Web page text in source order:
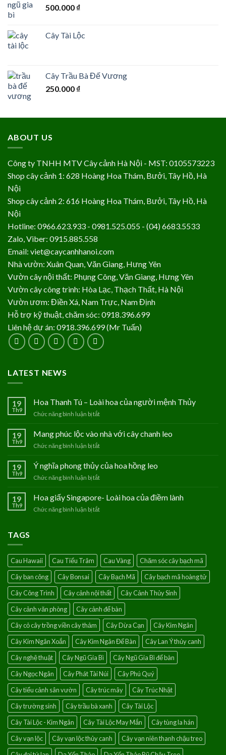
500.000 ₫
Cây Tài Lộc
Cây Trầu Bà Đế Vương
250.000 ₫
ABOUT US
Công ty TNHH MTV Cây cảnh Hà Nội - MST: 0105573223
Shop cây cảnh 1: 628 Hoàng Hoa Thám, Bưởi, Tây Hồ, Hà
Nội
Shop cây cảnh 2: 616 Hoàng Hoa Thám, Bưởi, Tây Hồ, Hà
Nội
Hotline: 0966.623.933 - 0981.525.055 - (04) 6683.5533
Zalo, Viber: 0915.885.558
Email: viet@caycanhhanoi.com
Nhà vườn: Xuân Quan, Văn Giang, Hưng Yên
Vườn cây nội thất: Phụng Công, Văn Giang, Hưng Yên
Vườn cây công trình: Hòa Lạc, Thạch Thất, Hà Nội
Vườn ươm: Điền Xá, Nam Trực, Nam Định
Hỗ trợ kỹ thuật, chăm sóc: 0918.396.699
Liên hệ dự án: 0918.396.699 (Mr Tuấn)
LATEST NEWS
19
Th9
Hoa Thanh Tú – Loài hoa của người mệnh Thủy
Chức năng bình luận bị tắt
Thanh
hoa
Thủy
19
Th9
Mang phúc lộc vào nhà với cây chanh leo
Chức năng bình luận bị tắt
phúc
với
19
Th9
Ý nghĩa phong thủy của hoa hồng leo
Chức năng bình luận bị tắt
nghĩa
19
Th9
Hoa giấy Singapore- Loài hoa của điềm lành
Chức năng bình luận bị tắt
của
điềm
lành
TAGS
Cau Hawaii Cau Tiểu Trâm Cau Vàng
Chăm sóc cây bạch mã
Cây ban công
Cây Bonsai Cây Bạch Mã
Cây bạch mã hoàng tử
Cây Công Trình
Cây cảnh nội thất
Cây Cảnh Thủy Sinh
Cây cảnh văn phòng
Cây cảnh để bàn
Cây cỏ cây trồng viền cây thảm
Cây Dừa Cạn
Cây Kim Ngân
Cây Kim Ngân Xoắn
Cây Kim Ngân Để Bàn
Cây Lan Ý thủy canh
Cây nghệ thuật
Cây Ngũ Gia Bì
Cây Ngũ Gia Bì để bàn
Cây Ngọc Ngân
Cây Phát Tài Núi
Cây Phú Quý
Cây tiểu cảnh sân vườn
Cây trúc mây
Cây Trúc Nhật
Cây trường sinh
Cây trầu bà xanh
Cây Tài Lộc
Cây Tài Lộc - Kim Ngân
Cây Tài Lộc May Mắn
Cây tùng la hán
Cây vạn lộc
Cây vạn lộc thủy canh
Cây vạn niên thanh chậu treo